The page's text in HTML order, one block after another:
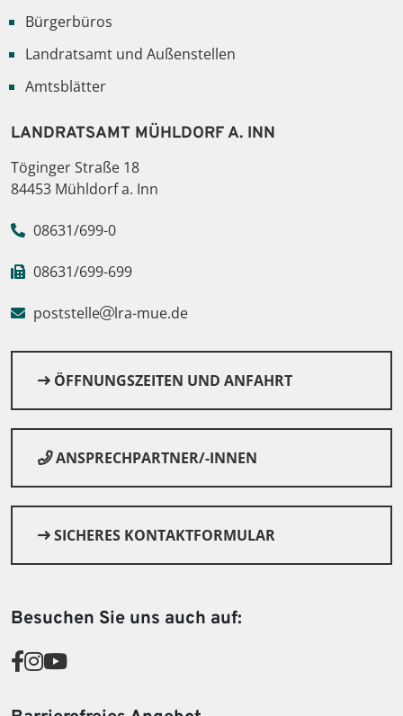
Bürgerbüros
Landratsamt und Außenstellen
Amtsblätter
LANDRATSAMT MÜHLDORF A. INN
Töginger Straße 18
84453 Mühldorf a. Inn
08631/699-0
08631/699-699
poststelle lra-mue.de
ÖFFNUNGSZEITEN UND ANFAHRT
ANSPRECHPARTNER/-INNEN
SICHERES KONTAKTFORMULAR
Besuchen Sie uns auch auf: